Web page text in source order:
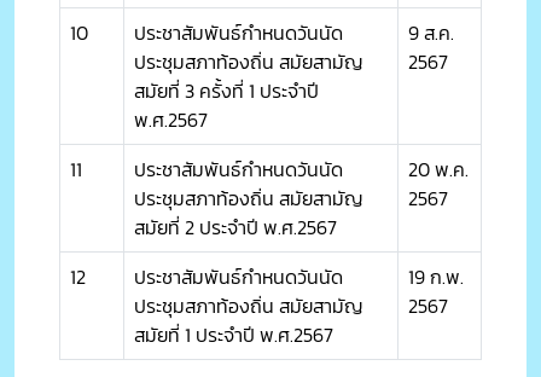
10
ประชาสัมพันธ์กำหนดวันนัด
ประชุมสภาท้องถิ่น สมัยสามัญ
สมัยที่ 3 ครั้งที่ 1 ประจำปี
พ.ศ.2567
9 ส.ค.
2567
11
ประชาสัมพันธ์กำหนดวันนัด
ประชุมสภาท้องถิ่น สมัยสามัญ
สมัยที่ 2 ประจำปี พ.ศ.2567
20 พ.ค.
2567
12
ประชาสัมพันธ์กำหนดวันนัด
ประชุมสภาท้องถิ่น สมัยสามัญ
สมัยที่ 1 ประจำปี พ.ศ.2567
19 ก.พ.
2567